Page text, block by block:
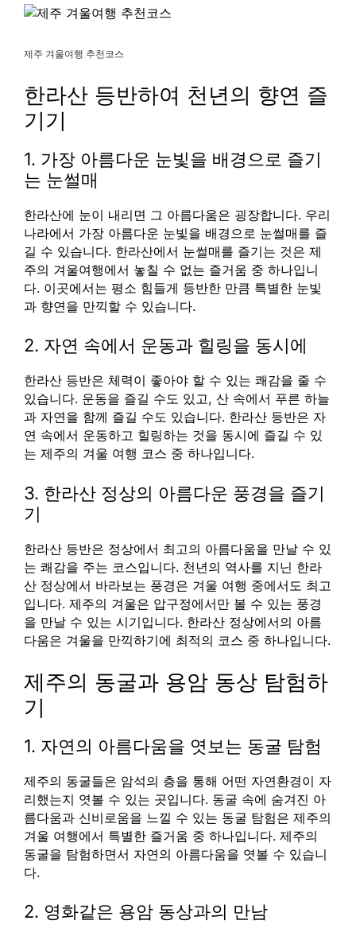
제주 겨울여행 추천코스
한라산 등반하여 천년의 향연 즐
기기
1. 가장 아름다운 눈빛을 배경으로 즐기
는 눈썰매
한라산에 눈이 내리면 그 아름다움은 굉장합니다. 우리
나라에서 가장 아름다운 눈빛을 배경으로 눈썰매를 즐
길 수 있습니다. 한라산에서 눈썰매를 즐기는 것은 제
주의 겨울여행에서 놓칠 수 없는 즐거움 중 하나입니
다. 이곳에서는 평소 힘들게 등반한 만큼 특별한 눈빛
과 향연을 만끽할 수 있습니다.
2. 자연 속에서 운동과 힐링을 동시에
한라산 등반은 체력이 좋아야 할 수 있는 쾌감을 줄 수
있습니다. 운동을 즐길 수도 있고, 산 속에서 푸른 하늘
과 자연을 함께 즐길 수도 있습니다. 한라산 등반은 자
연 속에서 운동하고 힐링하는 것을 동시에 즐길 수 있
는 제주의 겨울 여행 코스 중 하나입니다.
3. 한라산 정상의 아름다운 풍경을 즐기
기
한라산 등반은 정상에서 최고의 아름다움을 만날 수 있
는 쾌감을 주는 코스입니다. 천년의 역사를 지닌 한라
산 정상에서 바라보는 풍경은 겨울 여행 중에서도 최고
입니다. 제주의 겨울은 압구정에서만 볼 수 있는 풍경
을 만날 수 있는 시기입니다. 한라산 정상에서의 아름
다움은 겨울을 만끽하기에 최적의 코스 중 하나입니다.
제주의 동굴과 용암 동상 탐험하
기
1. 자연의 아름다움을 엿보는 동굴 탐험
제주의 동굴들은 암석의 층을 통해 어떤 자연환경이 자
리했는지 엿볼 수 있는 곳입니다. 동굴 속에 숨겨진 아
름다움과 신비로움을 느낄 수 있는 동굴 탐험은 제주의
겨울 여행에서 특별한 즐거움 중 하나입니다. 제주의
동굴을 탐험하면서 자연의 아름다움을 엿볼 수 있습니
다.
2. 영화같은 용암 동상과의 만남